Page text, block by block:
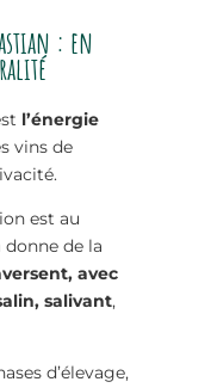
: en
l’énergie
vins de
est au
donne de la
avec
salivant,
d’élevage,